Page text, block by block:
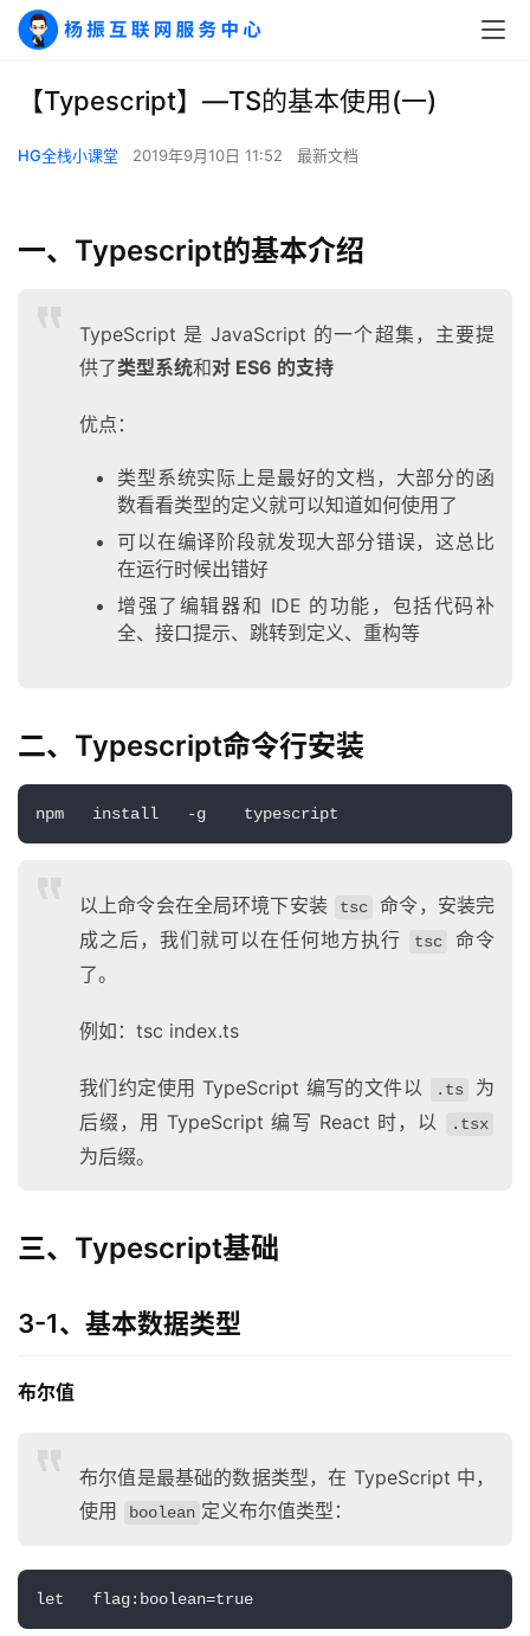
【Typescript】—TS的基本使用(一)
HG全栈小课堂 2019年9月10日 11:52 最新文档
一、Typescript的基本介绍
TypeScript 是 JavaScript 的一个超集，主要提
供了类型系统和对 ES6 的支持
优点：
类型系统实际上是最好的文档，大部分的函
数看看类型的定义就可以知道如何使用了
可以在编译阶段就发现大部分错误，这总比
在运行时候出错好
增强了编辑器和 IDE 的功能，包括代码补
全、接口提示、跳转到定义、重构等
二、Typescript命令行安装
npm   install   -g    typescript
以上命令会在全局环境下安装 tsc
命令，安装完
成之后，我们就可以在任何地方执行
tsc
命令
了。
例如：tsc index.ts
我们约定使用 TypeScript 编写的文件以 .ts
为
后缀，用 TypeScript 编写 React 时，以
.tsx
为后缀。
三、Typescript基础
3-1、基本数据类型
布尔值
布尔值是最基础的数据类型，在 TypeScript 中，
使用
boolean 定义布尔值类型：
let   flag:boolean=true